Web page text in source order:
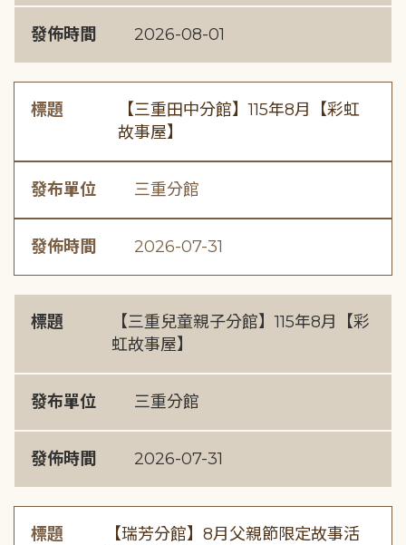
發佈時間 2026-08-01
標題
【三重田中分館】115年8月【彩虹
故事屋】
發布單位 三重分館
發佈時間 2026-07-31
標題
【三重兒童親子分館】115年8月【彩
虹故事屋】
發布單位 三重分館
發佈時間 2026-07-31
標題
【瑞芳分館】8月父親節限定故事活